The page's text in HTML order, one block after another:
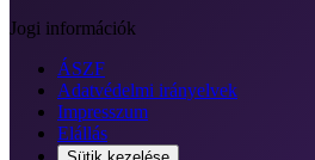
Jogi információk
ÁSZF
Adatvédelmi irányelvek
Impresszum
Elállás